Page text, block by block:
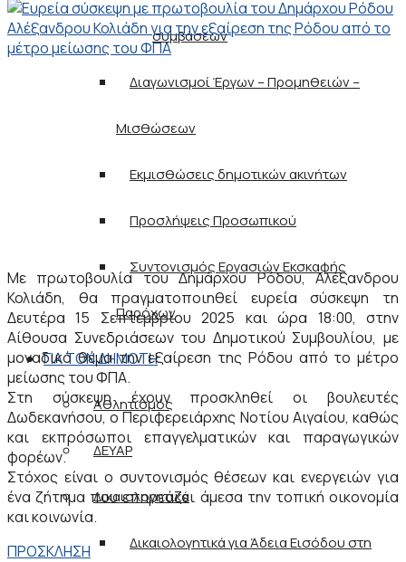
συμβάσεων
Διαγωνισμοί Έργων – Προμηθειών –
Μισθώσεων
Εκμισθώσεις δημοτικών ακινήτων
Προσλήψεις Προσωπικού
Συντονισμός Εργασιών Εκσκαφής
Παρόχων
ΓΙΑ ΤΟΝ ΔΗΜΟΤΗ
Αθλητισμός
ΔΕΥΑΡ
Δικαιολογητικά
Δικαιολογητικά για Άδεια Εισόδου στη
Με πρωτοβουλία του Δημάρχου Ρόδου, Αλέξανδρου
Κολιάδη, θα πραγματοποιηθεί ευρεία σύσκεψη τη
Δευτέρα 15 Σεπτεμβρίου 2025 και ώρα 18:00, στην
Αίθουσα Συνεδριάσεων του Δημοτικού Συμβουλίου, με
μοναδικό θέμα την εξαίρεση της Ρόδου από το μέτρο
μείωσης του ΦΠΑ.
Στη σύσκεψη έχουν προσκληθεί οι βουλευτές
Δωδεκανήσου, ο Περιφερειάρχης Νοτίου Αιγαίου, καθώς
και εκπρόσωποι επαγγελματικών και παραγωγικών
φορέων.
Στόχος είναι ο συντονισμός θέσεων και ενεργειών για
ένα ζήτημα που επηρεάζει άμεσα την τοπική οικονομία
και κοινωνία.
ΠΡΟΣΚΛΗΣΗ